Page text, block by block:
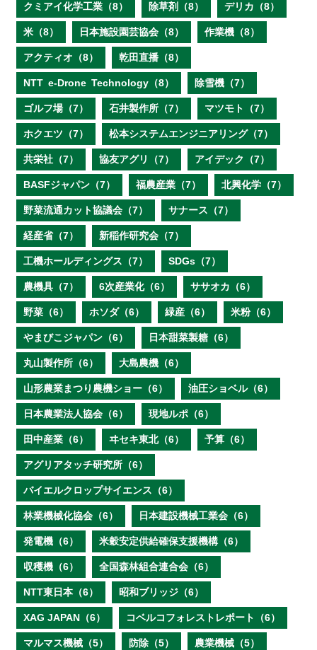
クミアイ化学工業（8） 除草剤（8） デリカ（8）
米（8） 日本施設園芸協会（8） 作業機（8）
アクティオ（8） 乾田直播（8）
NTT e‐Drone Technology（8） 除雪機（7）
ゴルフ場（7） 石井製作所（7） マツモト（7）
ホクエツ（7） 松本システムエンジニアリング（7）
共栄社（7） 協友アグリ（7） アイデック（7）
BASFジャパン（7） 福農産業（7） 北興化学（7）
野菜流通カット協議会（7） サナース（7）
経産省（7） 新稲作研究会（7）
工機ホールディングス（7） SDGs（7）
農機具（7） 6次産業化（6） ササオカ（6）
野菜（6） ホソダ（6） 緑産（6） 米粉（6）
やまびこジャパン（6） 日本甜菜製糖（6）
丸山製作所（6） 大島農機（6）
山形農業まつり農機ショー（6） 油圧ショベル（6）
日本農業法人協会（6） 現地ルポ（6）
田中産業（6） ヰセキ東北（6） 予算（6）
アグリアタッチ研究所（6）
バイエルクロップサイエンス（6）
林業機械化協会（6） 日本建設機械工業会（6）
発電機（6） 米穀安定供給確保支援機構（6）
収穫機（6） 全国森林組合連合会（6）
NTT東日本（6） 昭和ブリッジ（6）
XAG JAPAN（6） コベルコフォレストレポート（6）
マルマス機械（5） 防除（5） 農業機械（5）